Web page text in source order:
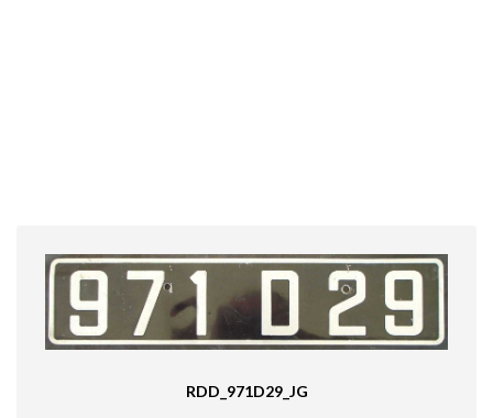
RDD_971D29_JG